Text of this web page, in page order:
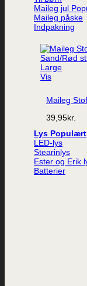
Maileg jul
Maileg påske
Indpakning
Vis
Maileg
39,95kr.
Lys
LED-lys
Stearinlys
Ester og Erik
Batterier